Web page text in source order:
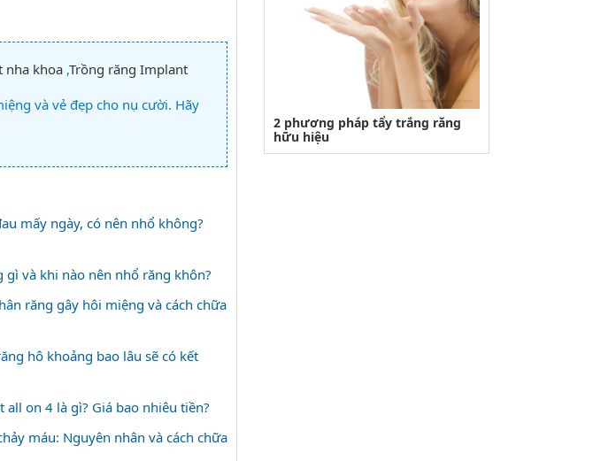
nha khoa ,Trồng răng Implant
và vẻ đẹp cho nụ cười. Hãy
mấy ngày, có nên nhổ không?
gì và khi nào nên nhổ răng khôn?
răng gây hôi miệng và cách chữa
hô khoảng bao lâu sẽ có kết
all on 4 là gì? Giá bao nhiêu tiền?
máu: Nguyên nhân và cách chữa
2 phương pháp tẩy trắng răng
hữu hiệu